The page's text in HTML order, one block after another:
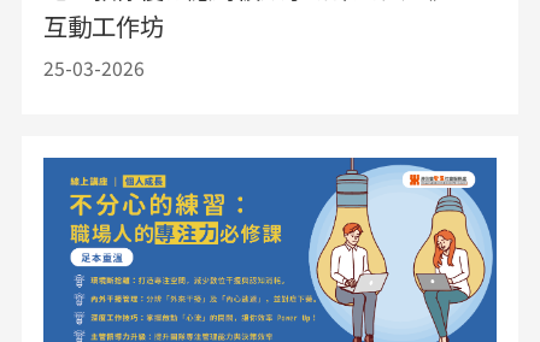
互動工作坊
25-03-2026